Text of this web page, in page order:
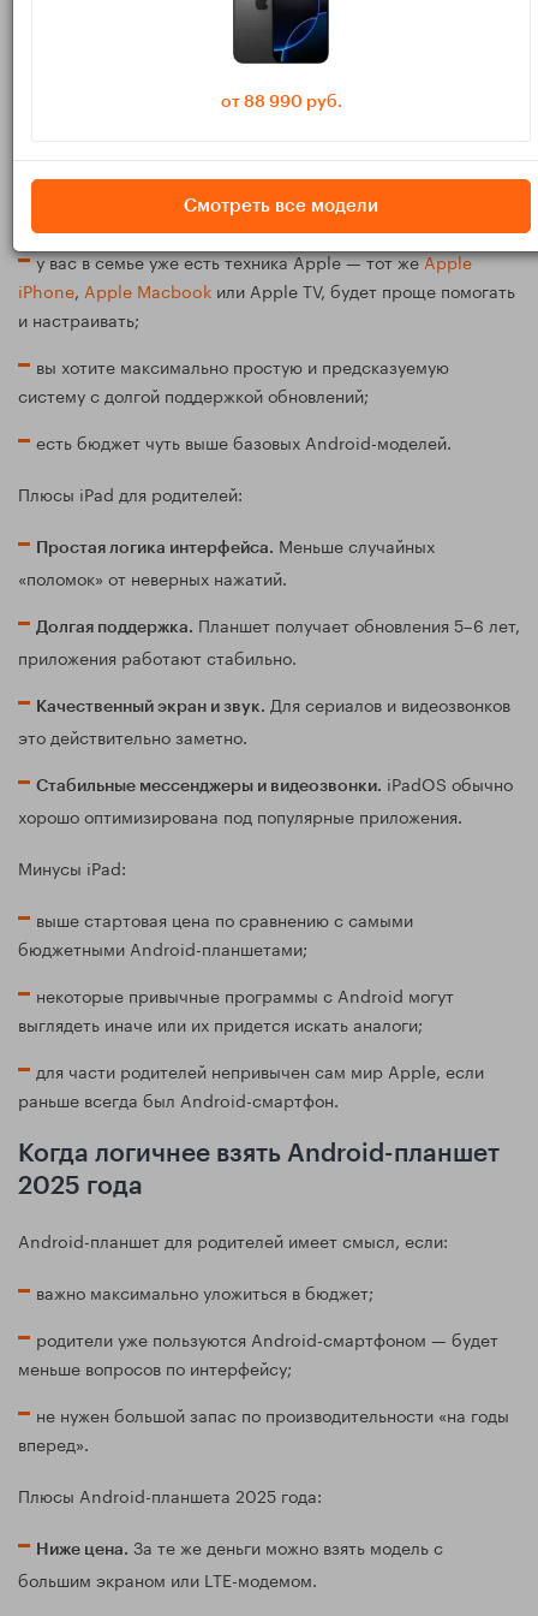
Классический вопрос: взять родителям iPad или Android-
планшет? Оба варианта рабочие, но есть нюансы.
родителей
Планшеты Apple iPad— хороший вариант, если:
у вас в семье уже есть техника Apple — тот жеApple
iPhone, Apple Macbook или Apple TV, будет проще помогать
и настраивать;
вы хотите максимально простую и предсказуемую
систему с долгой поддержкой обновлений;
есть бюджет чуть выше базовых Android-моделей.
Плюсы iPad для родителей:
Простая логика интерфейса. Меньше случайных
«поломок» от неверных нажатий.
Долгая поддержка. Планшет получает обновления 5–6 лет,
приложения работают стабильно.
Качественный экран и звук. Для сериалов и видеозвонков
это действительно заметно.
Стабильные мессенджеры и видеозвонки. iPadOS обычно
хорошо оптимизирована под популярные приложения.
Минусы iPad:
выше стартовая цена по сравнению с самыми
бюджетными Android-планшетами;
некоторые привычные программы с Android могут
выглядеть иначе или их придется искать аналоги;
для части родителей непривычен сам мир Apple, если
раньше всегда был Android-смартфон.
Когда логичнее взять Android-планшет
2025 года
Android-планшет для родителей имеет смысл, если:
важно максимально уложиться в бюджет;
родители уже пользуются Android-смартфоном — будет
меньше вопросов по интерфейсу;
не нужен большой запас по производительности «на годы
вперед».
Плюсы Android-планшета 2025 года:
Ниже цена. За те же деньги можно взять модель с
большим экраном или LTE-модемом.
от 88 990 руб.
Смотреть все модели